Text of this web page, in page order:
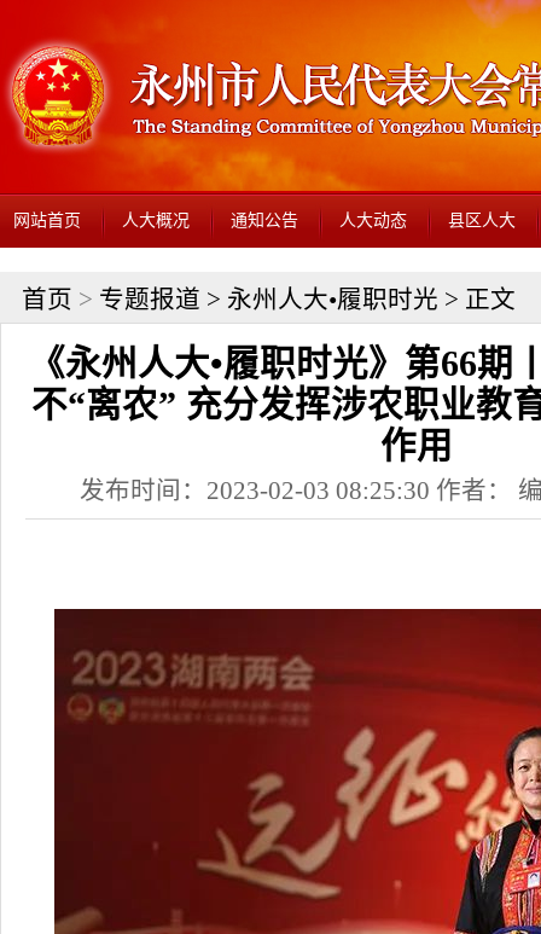
网站首页 人大概况 通知公告 人大动态 县区人大
首页 > 专题报道 > 永州人大•履职时光 > 正文
《永州人大•履职时光》第66期
不“离农” 充分发挥涉农职业教
作用
发布时间：2023-02-03 08:25:30 作者：